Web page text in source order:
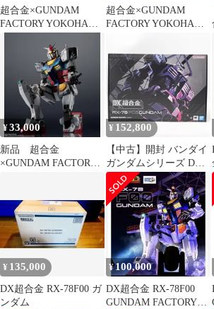
超合金×GUNDAM
FACTORY YOKOHAMA
動戦士ガンダム
超合金×GUNDAM
FACTORY YOKOHAMA
¥33,000
新品 超合金
×GUNDAM FACTORY
¥ 152,800
【中古】開封 バンダイ
ガンダムシリーズ DX
超合金 GUNDAM
FACTORY YOKOHAMA
RX-78F00
GUNDAM[17]
¥ 135,000
DX超合金 RX-78F00 ガ
ンダム
¥ 100,000
DX超合金 RX-78F00
GUNDAM FACTORY